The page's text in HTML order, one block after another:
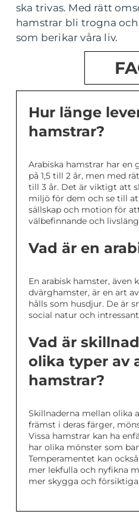
ska trivas. Med rätt
hamstrar bli trogna
som berikar våra liv.
Hur länge
hamstrar?
Arabiska hamstrar har
på 1,5 till 2 år, men med
till 3 år. Det är viktigt att
miljö för dem och se till
sällskap och motion för
välbefinnande och
Vad är en
En arabisk hamster, även
dvärghamster, är en art
hålls som husdjur. De är
social natur och
Vad är
olika typer av
hamstrar?
Skillnaderna mellan olika
främst i deras färger,
Vissa hamstrar kan ha
har olika mönster som
Temperamentet kan
mer lekfulla och nyfikna
mer skygga och